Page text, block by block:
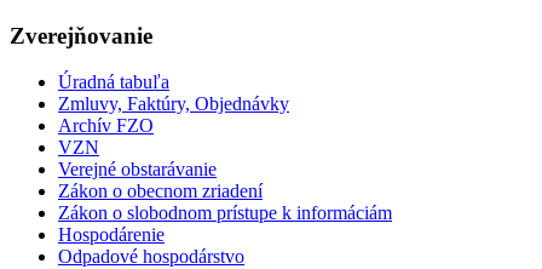
Zverejňovanie
Úradná tabuľa
Zmluvy, Faktúry, Objednávky
Archív FZO
VZN
Verejné obstarávanie
Zákon o obecnom zriadení
Zákon o slobodnom prístupe k informáciám
Hospodárenie
Odpadové hospodárstvo